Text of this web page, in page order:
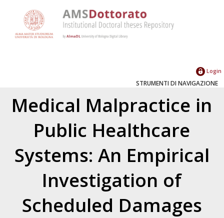
Login
STRUMENTI DI NAVIGAZIONE
Medical Malpractice in
Public Healthcare
Systems: An Empirical
Investigation of
Scheduled Damages